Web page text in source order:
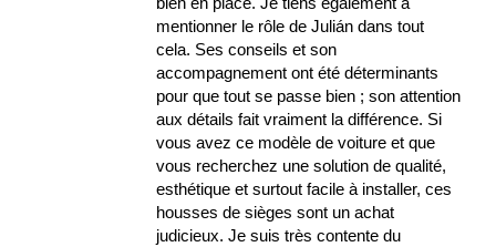
mentionner le rôle de Julián dans tout
cela. Ses conseils et son
accompagnement ont été déterminants
pour que tout se passe bien ; son attention
aux détails fait vraiment la différence. Si
vous avez ce modèle de voiture et que
vous recherchez une solution de qualité,
esthétique et surtout facile à installer, ces
housses de sièges sont un achat
judicieux. Je suis très contente du